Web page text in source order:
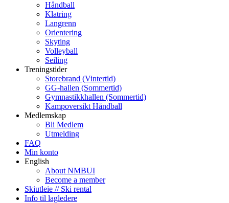
Håndball
Klatring
Langrenn
Orientering
Skyting
Volleyball
Seiling
Treningstider
Storebrand (Vintertid)
GG-hallen (Sommertid)
Gymnastikkhallen (Sommertid)
Kampoversikt Håndball
Medlemskap
Bli Medlem
Utmelding
FAQ
Min konto
English
About NMBUI
Become a member
Skiutleie // Ski rental
Info til lagledere